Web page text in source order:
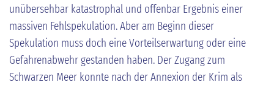
unübersehbar katastrophal und offenbar Ergebnis einer
massiven Fehlspekulation. Aber am Beginn dieser
Spekulation muss doch eine Vorteilserwartung oder eine
Gefahrenabwehr gestanden haben. Der Zugang zum
Schwarzen Meer konnte nach der Annexion der Krim als